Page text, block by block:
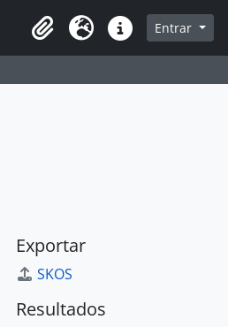
Idioma Atalhos Entrar
Exportar
SKOS
Resultados